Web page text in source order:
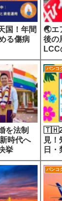
国！年間
る傷病
🌏エ
後の
LCC
を法制
時代へ
挙
バンコ
見！
日
バンコ